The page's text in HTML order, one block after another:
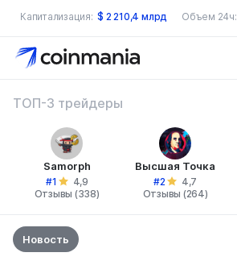
Капитализация: $ 2 210,4 млрд Объем 24ч:
ТОП-3 трейдеры
Samorph
#1
4,9
Отзывы (338)
Высшая Точка
#2
4,7
Отзывы (264)
Новость